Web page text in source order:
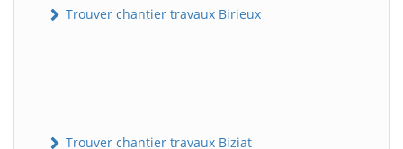
Trouver chantier travaux Birieux
Trouver chantier travaux Biziat